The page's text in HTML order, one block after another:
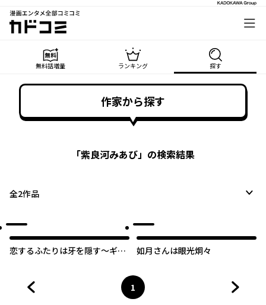
漫画エンタメ全部コミコミ
カドコミ
無料話増量 ランキング 探す
作家から探す
「紫良河みあび」の検索結果
全2作品
恋するふたりは牙を隠す～ギャ
如月さんは眼光炯々
ページ
1
へ